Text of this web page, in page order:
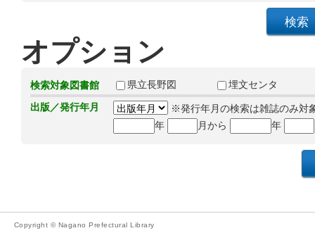
オプション
検索対象図書館 県立長野図
埋文センタ
出版／発行年月
※発行年月の検索は雑誌のみ対
年
月から 年
Copyright © Nagano Prefectural Library